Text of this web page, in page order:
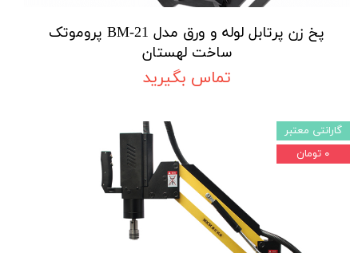
پخ زن پرتابل لوله و ورق مدل BM-21 پروموتک
ساخت لهستان
تماس بگیرید
گارانتی معتبر
۰ تومان